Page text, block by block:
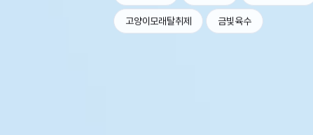
고양이모래탈취제 금빛육수